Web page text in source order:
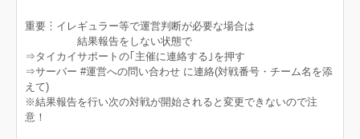
重要︙イレギュラー等で運営判断が必要な場合は
結果報告をしない状態で
⇒タイカイサポートの｢主催に連絡する｣を押す
⇒サーバー #運営への問い合わせ に連絡(対戦番号・チーム名を添
えて)
※結果報告を行い次の対戦が開始されると変更できないので注
意！